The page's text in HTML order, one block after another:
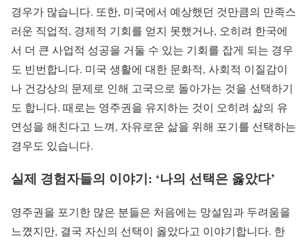
경우가 많습니다. 또한, 미국에서 예상했던 것만큼의 만족스
러운 직업적, 경제적 기회를 얻지 못했거나, 오히려 한국에
서 더 큰 사업적 성공을 거둘 수 있는 기회를 잡게 되는 경우
도 빈번합니다. 미국 생활에 대한 문화적, 사회적 이질감이
나 건강상의 문제로 인해 고국으로 돌아가는 것을 선택하기
도 합니다. 때로는 영주권을 유지하는 것이 오히려 삶의 유
연성을 해친다고 느껴, 자유로운 삶을 위해 포기를 선택하는
경우도 있습니다.
실제 경험자들의 이야기: ‘나의 선택은 옳았다’
영주권을 포기한 많은 분들은 처음에는 망설임과 두려움을
느꼈지만, 결국 자신의 선택이 옳았다고 이야기합니다. 한